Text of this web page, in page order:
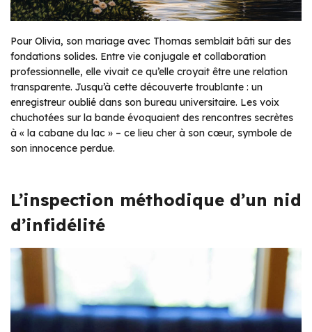
Pour Olivia, son mariage avec Thomas semblait bâti sur des
fondations solides. Entre vie conjugale et collaboration
professionnelle, elle vivait ce qu’elle croyait être une relation
transparente. Jusqu’à cette découverte troublante : un
enregistreur oublié dans son bureau universitaire. Les voix
chuchotées sur la bande évoquaient des rencontres secrètes
à « la cabane du lac » – ce lieu cher à son cœur, symbole de
son innocence perdue.
L’inspection méthodique d’un nid
d’infidélité